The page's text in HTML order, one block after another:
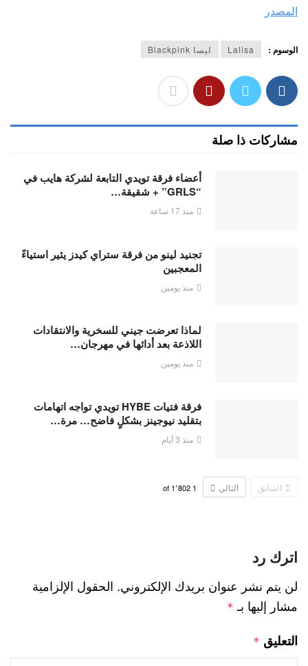
المصدر
الوسوم : Lalisa ليسا Blackpink
مشاركات ذا صلة
أعضاء فرقة تويدي التابعة لشركة هايب في
“GRLS” + شقيقة…
منذ 17 ساعة
تجنيد لينو من فرقة ستراي كيدز يثير استياءً
المعجبين
منذ يومين
لماذا تعرضت جيني للسخرية والانتقادات
اللاذعة بعد أدائها في مهرجان…
منذ يومين
فرقة فتيات HYBE تويدي تواجه اتهامات
بتقليد نيوجينز بشكلٍ فاضح… مرة…
منذ 3 أيام
السابق التالي 1 1٬802
اترك رد
لن يتم نشر عنوان بريدك الإلكتروني. الحقول الإلزامية
مشار إليها بـ *
التعليق *